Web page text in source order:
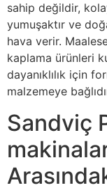
sahip değildir,
yumuşaktır ve
hava verir.
kaplama ürünleri
dayanıklılık için
malzemeye
Sandviç